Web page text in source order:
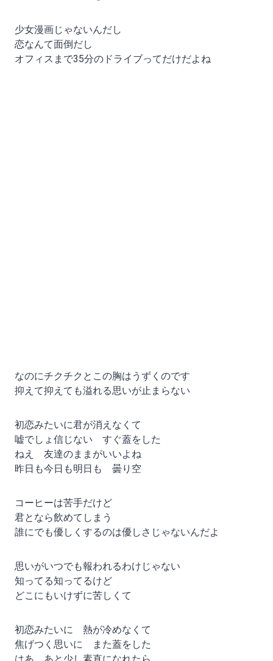
少女漫画じゃないんだし
恋なんて面倒だし
オフィスまで35分のドライブってだけだよね
なのにチクチクとこの胸はうずくのです
抑えて抑えても溢れる思いが止まらない
初恋みたいに君が消えなくて
嘘でしょ信じない すぐ蓋をした
ねえ 友達のままがいいよね
昨日も今日も明日も 曇り空
コーヒーは苦手だけど
君となら飲めてしまう
誰にでも優しくするのは優しさじゃないんだよ
思いがいつでも報われるわけじゃない
知ってる知ってるけど
どこにもいけずに苦しくて
初恋みたいに 熱が冷めなくて
焦げつく思いに また蓋をした